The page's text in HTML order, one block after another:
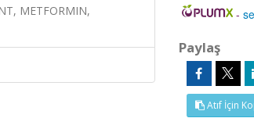
METFORMIN,
-
Paylaş
Atıf İçin